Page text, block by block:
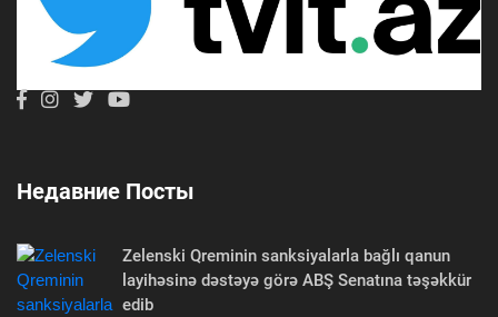
Недавние Посты
Zelenski Qreminin sanksiyalarla bağlı qanun
layihəsinə dəstəyə görə ABŞ Senatına təşəkkür
edib